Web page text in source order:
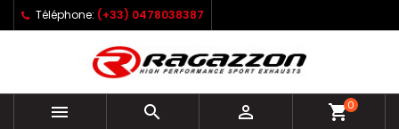
Téléphone: (+33) 0478038387
   shopping_cart0